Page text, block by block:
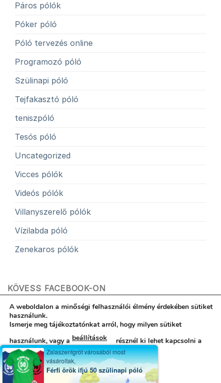
Páros pólók
Póker póló
Póló tervezés online
Programozó póló
Szülinapi póló
Tejfakasztó póló
teniszpóló
Tesós póló
Uncategorized
Vicces pólók
Videós pólók
Villanyszerelő pólók
Vízilabda póló
Zenekaros pólók
KÖVESS FACEBOOK-ON
Hibabejelentés ÁSZF Egyedi póló garancia
Kapcsolat
Rólunk
Adatvédelemi nyilatkozat
Minden jog fenntartva 2017-2024 © Egyedi póló - Póló
nyomtatás - Póló Idő
Zalaszentgrót városából most
vásároltak,
Férfi örök ifjú 50 szülinapi póló
A weboldalon a minőségi felhasználói élmény érdekében sütiket
használunk.
Ismerje meg tájékoztatónkat arról, hogy milyen sütiket
használunk, vagy a beállítások
résznél ki lehet kapcsolni a
használatukat.
Elfogad